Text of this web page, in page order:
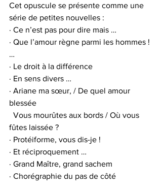
Cet opuscule se présente comme une
série de petites nouvelles :
· Ce n’est pas pour dire mais …
· Que l’amour règne parmi les hommes !
…
· Le droit à la différence
· En sens divers …
· Ariane ma sœur, / De quel amour
blessée
fûtes laissée ?
· Protéiforme, vous dis-je !
· Et réciproquement …
· Grand Maître, grand sachem
· Chorégraphie du pas de côté